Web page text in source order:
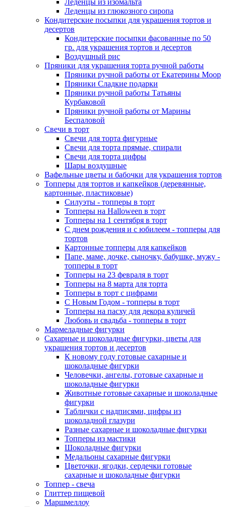
Леденцы из изомальта
Леденцы из глюкозного сиропа
Кондитерские посыпки для украшения тортов и
десертов
Кондитерские посыпки фасованные по 50
гр. для украшения тортов и десертов
Воздушный рис
Пряники для украшения торта ручной работы
Пряники ручной работы от Екатерины Моор
Пряники Сладкие подарки
Пряники ручной работы Татьяны
Курбаковой
Пряники ручной работы от Марины
Беспаловой
Свечи в торт
Свечи для торта фигурные
Свечи для торта прямые, спирали
Свечи для торта цифры
Шары воздушные
Вафельные цветы и бабочки для украшения тортов
Топперы для тортов и капкейков (деревянные,
картонные, пластиковые)
Силуэты - топперы в торт
Топперы на Halloween в торт
Топперы на 1 сентября в торт
С днем рождения и с юбилеем - топперы для
тортов
Картонные топперы для капкейков
Папе, маме, дочке, сыночку, бабушке, мужу -
топперы в торт
Топперы на 23 февраля в торт
Топперы на 8 марта для торта
Топперы в торт с цифрами
С Новым Годом - топперы в торт
Топперы на пасху для декора куличей
Любовь и свадьба - топперы в торт
Мармеладные фигурки
Сахарные и шоколадные фигурки, цветы для
украшения тортов и десертов
К новому году готовые сахарные и
шоколадные фигурки
Человечки, ангелы, готовые сахарные и
шоколадные фигурки
Животные готовые сахарные и шоколадные
фигурки
Таблички с надписями, цифры из
шоколадной глазури
Разные сахарные и шоколадные фигурки
Топперы из мастики
Шоколадные фигурки
Медальоны сахарные фигурки
Цветочки, ягодки, сердечки готовые
сахарные и шоколадные фигурки
Топпер - свеча
Глиттер пищевой
Маршмеллоу